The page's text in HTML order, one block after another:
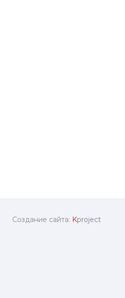
Создание сайта: Kproject